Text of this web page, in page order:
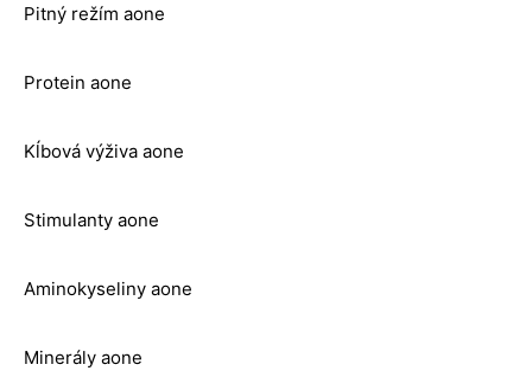
Pitný režím aone
Protein aone
Kĺbová výživa aone
Stimulanty aone
Aminokyseliny aone
Minerály aone